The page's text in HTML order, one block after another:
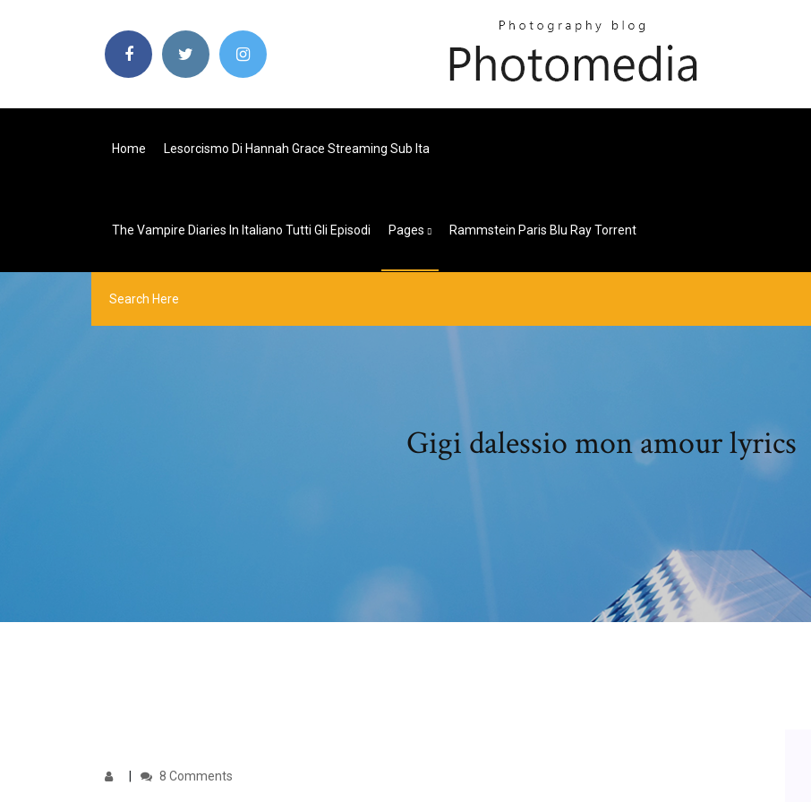
Home Lesorcismo Di Hannah Grace Streaming Sub Ita
The Vampire Diaries In Italiano Tutti Gli Episodi Pages Rammstein Paris Blu Ray Torrent
Gigi dalessio mon amour lyrics
8 Comments